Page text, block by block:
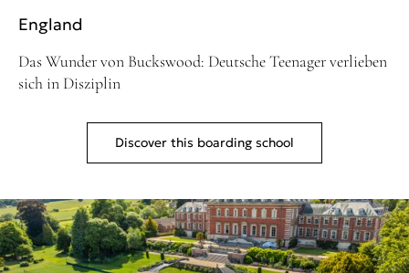
England
Das Wunder von Buckswood: Deutsche Teenager verlieben
sich in Disziplin
Discover this boarding school